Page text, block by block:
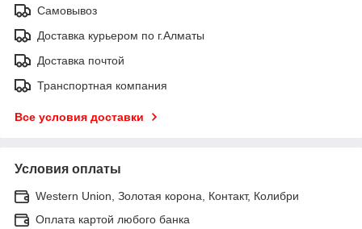
Самовывоз
Доставка курьером по г.Алматы
Доставка почтой
Транспортная компания
Все условия доставки
Условия оплаты
Western Union, Золотая корона, Контакт, Колибри
Оплата картой любого банка